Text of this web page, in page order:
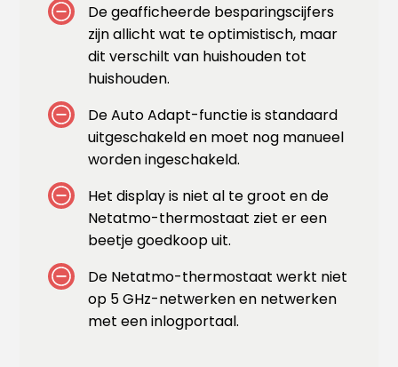
De geafficheerde besparingscijfers
zijn allicht wat te optimistisch, maar
dit verschilt van huishouden tot
huishouden.
De Auto Adapt-functie is standaard
uitgeschakeld en moet nog manueel
worden ingeschakeld.
Het display is niet al te groot en de
Netatmo-thermostaat ziet er een
beetje goedkoop uit.
De Netatmo-thermostaat werkt niet
op 5 GHz-netwerken en netwerken
met een inlogportaal.